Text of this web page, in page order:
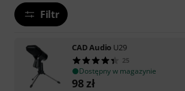
Filtr
CAD Audio U29
25
Dostępny w magazynie
98zł